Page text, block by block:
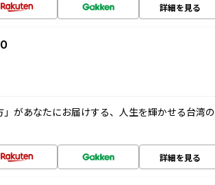
詳細を見る
があなたにお届けする、人生を輝かせる台湾の
詳細を見る